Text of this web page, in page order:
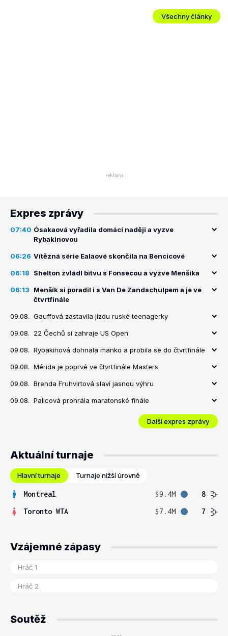
Všechny články
Expres zprávy
07:40 Ósakaová vyřadila domácí naději a vyzve
Rybakinovou
06:26 Vítězná série Ealaové skončila na Bencicové
06:18 Shelton zvládl bitvu s Fonsecou a vyzve Menšíka
06:13
Menšík si poradil i s Van De Zandschulpem a je ve
čtvrtfinále
09.08. Gauffová zastavila jízdu ruské teenagerky
09.08. 22 Čechů si zahraje US Open
09.08. Rybakinová dohnala manko a probila se do čtvrtfinále
09.08. Mérida je poprvé ve čtvrtfinále Masters
09.08. Brenda Fruhvirtová slaví jasnou výhru
09.08. Palicová prohrála maratonské finále
Další expres zprávy
Aktuální turnaje
Hlavní turnaje Turnaje nižší úrovně
Montreal $9.4M
8
Toronto WTA
$7.4M 7
Vzájemné zápasy
Soutěž